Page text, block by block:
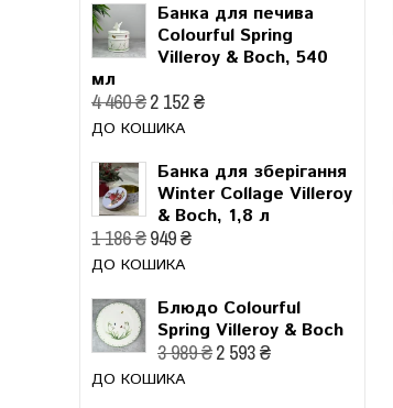
Банка для печива
Colourful Spring
Villeroy & Boch, 540
мл
4 460 ₴2 152 ₴
ДО КОШИКА
Банка для зберігання
Winter Collage Villeroy
& Boch, 1,8 л
1 186 ₴949 ₴
ДО КОШИКА
Блюдо Colourful
Spring Villeroy & Boch
3 989 ₴2 593 ₴
ДО КОШИКА